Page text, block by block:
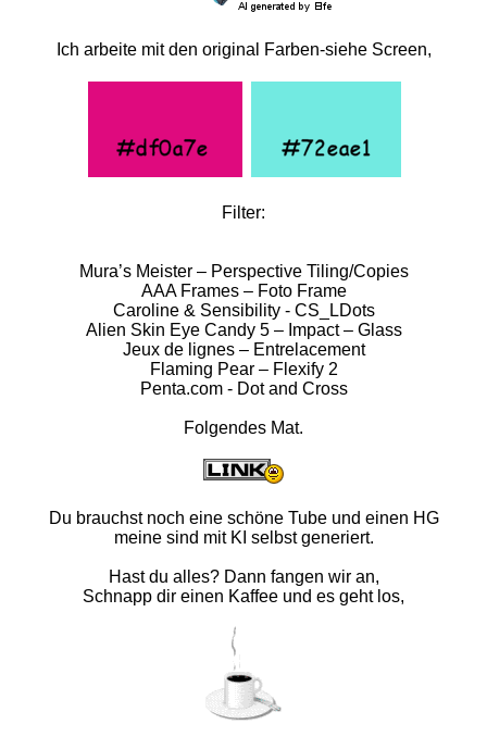
Ich arbeite mit den original Farben-siehe Screen,
Filter:
Mura’s Meister – Perspective Tiling/Copies
AAA Frames – Foto Frame
Caroline & Sensibility - CS_LDots
Alien Skin Eye Candy 5 – Impact – Glass
Jeux de lignes – Entrelacement
Flaming Pear – Flexify 2
Penta.com - Dot and Cross
Folgendes Mat.
Du brauchst noch eine schöne Tube und einen HG
meine sind mit KI selbst generiert.
Hast du alles? Dann fangen wir an,
Schnapp dir einen Kaffee und es geht los,